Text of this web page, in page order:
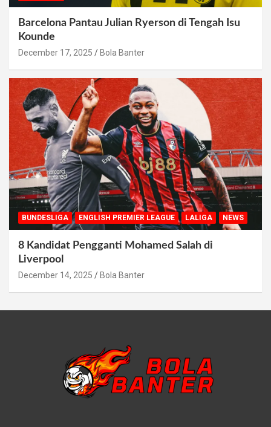
Barcelona Pantau Julian Ryerson di Tengah Isu
Kounde
December 17, 2025 Bola Banter
BUNDESLIGA ENGLISH PREMIER LEAGUE LALIGA NEWS
8 Kandidat Pengganti Mohamed Salah di
Liverpool
December 14, 2025 Bola Banter